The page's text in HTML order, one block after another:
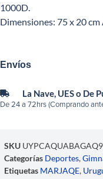
1000D.
Dimensiones: 75 x 20 cm
Envíos
La Nave, UES o De
De 24 a 72hrs (Comprando
SKU
Categorías Deportes,
Etiquetas MARJAQE,